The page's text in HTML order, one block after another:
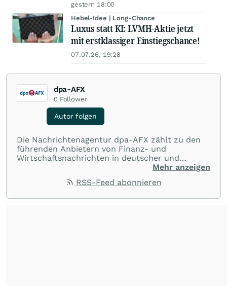
gestern 18:00
Hebel-Idee | Long-Chance
Luxus statt KI: LVMH-Aktie jetzt
mit erstklassiger Einstiegschance!
07.07.26, 19:28
dpa-AFX
0 Follower
Autor folgen
Die Nachrichtenagentur dpa-AFX zählt zu den
führenden Anbietern von Finanz- und
Wirtschaftsnachrichten in deutscher und
englischer Sprache. Gestützt auf ein
dpa-AFX unabhängig, zuverlässig und schnell
Mehr anzeigen
RSS-Feed abonnieren